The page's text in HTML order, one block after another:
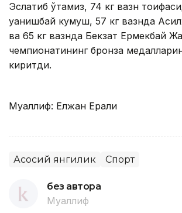
Эслатиб ўтамиз, 74 кг вазн
Қуанишбай кумуш, 57 кг вазнда
ва 65 кг вазнда Бекзат Ермекбай
чемпионатининг бронза
киритди.
Муаллиф: Елжан Ерали
Асосий янгилик Спорт
без автора
Муаллиф